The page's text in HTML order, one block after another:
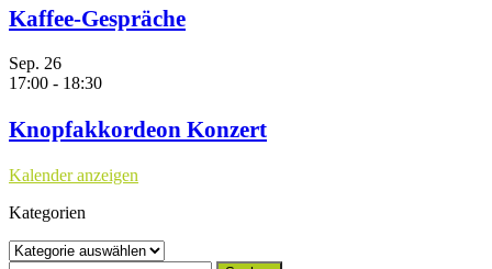
Kaffee-Gespräche
Sep. 26
17:00 - 18:30
Knopfakkordeon Konzert
Kalender anzeigen
Kategorien
Kategorien